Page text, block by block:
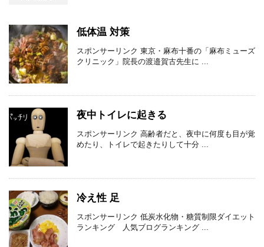
低体温 対策
スポンサーリンク 東京・麻布十番の「麻布ミューズ
クリニック」院長の渡邉賀古先生に ...
夜中トイレに起きる
スポンサーリンク 高齢者だと、夜中に何度も目が覚
めたり、トイレで起きたりして十分 ...
冷え性 足
スポンサーリンク 低炭水化物・糖質制限ダイエット
ランキング 人気ブログランキング ...